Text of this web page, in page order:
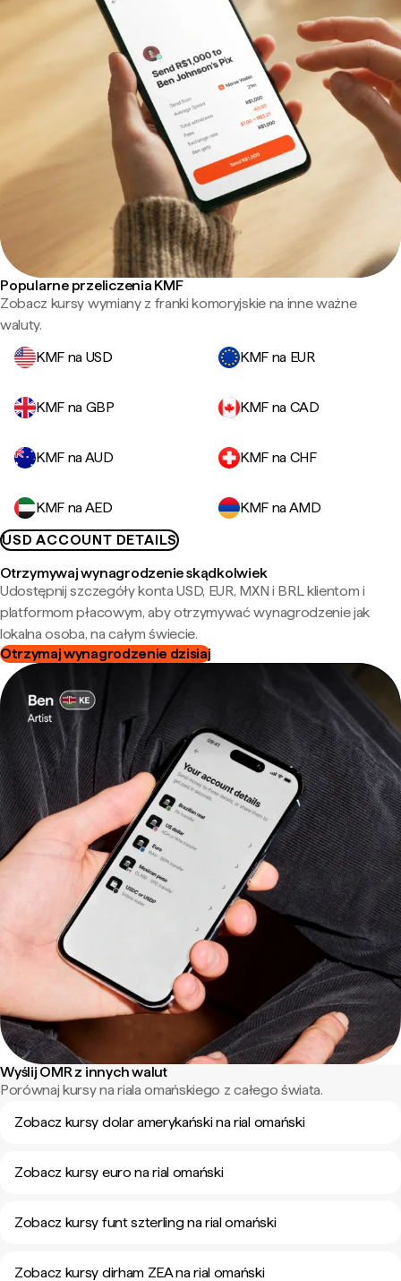
Popularne przeliczenia KMF
Zobacz kursy wymiany z franki komoryjskie na inne ważne
waluty.
KMF na USD
KMF na EUR
KMF na GBP KMF na CAD
KMF na AUD KMF na CHF
KMF na AED
KMF na AMD
USD ACCOUNT DETAILS
Otrzymywaj wynagrodzenie skądkolwiek
Udostępnij szczegóły konta USD, EUR, MXN i BRL klientom i
platformom płacowym, aby otrzymywać wynagrodzenie jak
lokalna osoba, na całym świecie.
Otrzymaj wynagrodzenie dzisiaj
Wyślij OMR z innych walut
Porównaj kursy na riala omańskiego z całego świata.
Zobacz kursy dolar amerykański na rial omański
Zobacz kursy euro na rial omański
Zobacz kursy funt szterling na rial omański
Zobacz kursy dirham ZEA na rial omański